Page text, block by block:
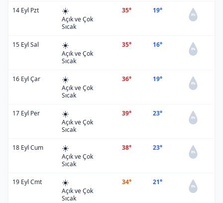
14 Eyl Pzt ☀️
Açık ve Çok
Sıcak
35° 19°
0%
15 Eyl Sal ☀️
Açık ve Çok
Sıcak
35° 16°
0%
16 Eyl Çar ☀️
Açık ve Çok
Sıcak
36° 19°
0%
17 Eyl Per ☀️
Açık ve Çok
Sıcak
39° 23°
0%
18 Eyl Cum ☀️
Açık ve Çok
Sıcak
38° 23°
0%
19 Eyl Cmt ☀️
Açık ve Çok
Sıcak
34° 21°
0%